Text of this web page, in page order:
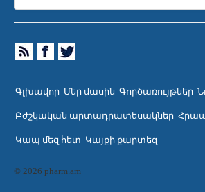
Գլխավոր Մեր մասին Գործառույթներ
Բժշկական արտադրատեսակներ
Կապ մեզ հետ Կայքի քարտեզ
© 2026 pharm.am